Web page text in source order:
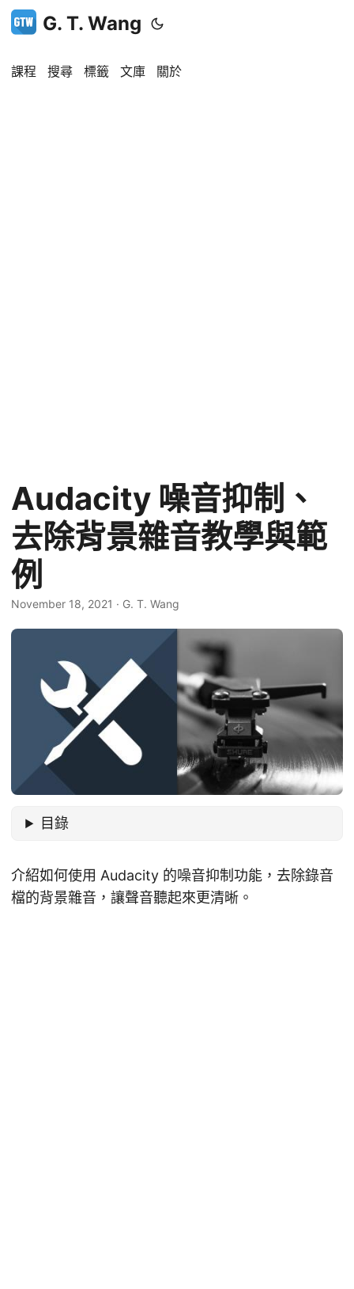
G. T. Wang
課程 搜尋 標籤 文庫 關於
Audacity 噪音抑制、
去除背景雜音教學與範
例
November 18, 2021 · G. T. Wang
目錄
介紹如何使用 Audacity 的噪音抑制功能，去除錄音
檔的背景雜音，讓聲音聽起來更清晰。